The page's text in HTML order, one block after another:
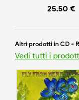
25.50 €
Altri prodotti in CD -
Vedi tutti i